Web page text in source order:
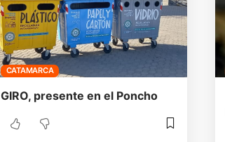
CATAMARCA
GIRO, presente en el Poncho